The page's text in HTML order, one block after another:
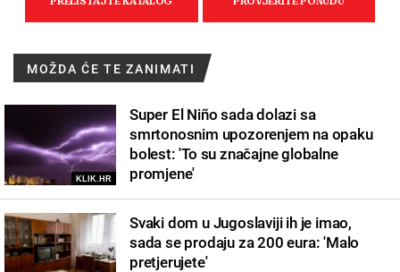
MOŽDA ĆE TE ZANIMATI
KLIK.HR
Super El Niño sada dolazi sa
smrtonosnim upozorenjem na opaku
bolest: 'To su značajne globalne
promjene'
Svaki dom u Jugoslaviji ih je imao,
sada se prodaju za 200 eura: 'Malo
pretjerujete'